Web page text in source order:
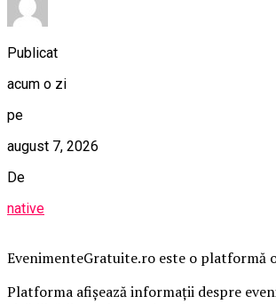
Publicat
acum o zi
pe
august 7, 2026
De
native
EvenimenteGratuite.ro este o platformă
Platforma afișează informații despre